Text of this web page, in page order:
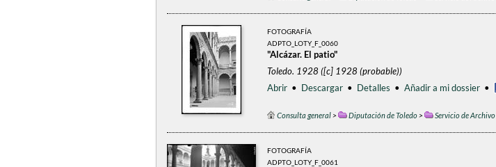
FOTOGRAFÍA
ADPTO_LOTY_F_0060
"Alcázar. El patio"
Toledo. 1928 ([c] 1928 (probable))
Abrir • Descargar • Detalles • Añadir a mi dossier •
Consulta general> Diputación de Toledo> Servicio de Archivo
FOTOGRAFÍA
ADPTO_LOTY_F_0061